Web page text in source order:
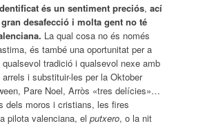
és un sentiment preciós, ací
desafecció i molta gent no té
La qual cosa no és només
és també una oportunitat per a
qualsevol tradició i qualsevol nexe amb
i substituir-les per la Oktober
Pare Noel, Arròs «tres delícies»…
dels moros i cristians, les fires
pilota valenciana, el putxero, o la nit